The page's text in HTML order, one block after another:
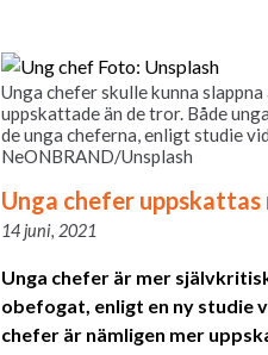
Unga chefer skulle kunna
uppskattade än de tror. Både
de unga cheferna, enligt studie
NeONBRAND/Unsplash
Unga chefer uppskattas
14 juni, 2021
Unga chefer är mer
obefogat, enligt en ny studie
chefer är nämligen mer